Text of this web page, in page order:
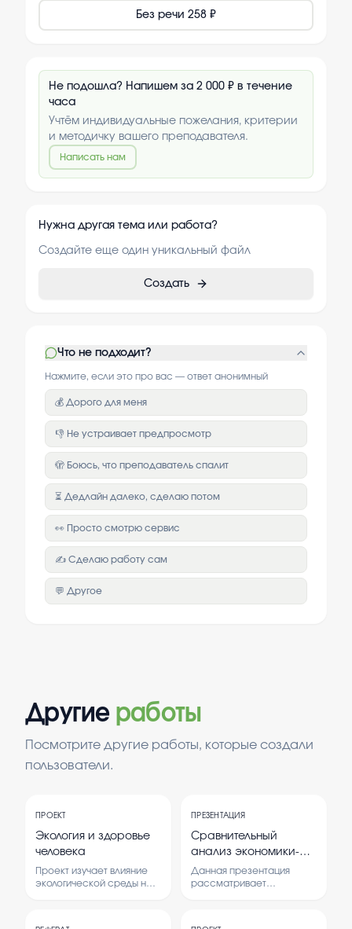
Без речи 258 ₽
Не подошла? Напишем за 2 000 ₽ в течение
часа
Учтём индивидуальные пожелания, критерии
и методичку вашего преподавателя.
Написать нам
Нужна другая тема или работа?
Создайте еще один уникальный файл
Создать
Что не подходит?
Нажмите, если это про вас — ответ анонимный
💰 Дорого для меня
👎 Не устраивает предпросмотр
🫣 Боюсь, что преподаватель спалит
⏳ Дедлайн далеко, сделаю потом
👀 Просто смотрю сервис
✍️ Сделаю работу сам
💬 Другое
Другие работы
Посмотрите другие работы, которые создали
пользователи.
ПРОЕКТ
Экология и здоровье
человека
Проект изучает влияние
экологической среды на
ПРЕЗЕНТАЦИЯ
Сравнительный
анализ экономики-
географического
положение двух стран
Данная презентация
рассматривает